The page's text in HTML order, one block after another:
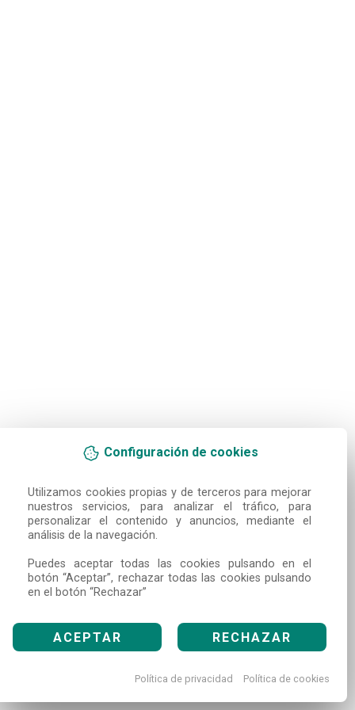
Configuración de cookies
Utilizamos cookies propias y de terceros para mejorar
nuestros servicios, para analizar el tráfico, para
personalizar el contenido y anuncios, mediante el
análisis de la navegación.
Puedes aceptar todas las cookies pulsando en el
botón “Aceptar”, rechazar todas las cookies pulsando
en el botón “Rechazar”
ACEPTAR RECHAZAR
Política de privacidad Política de cookies